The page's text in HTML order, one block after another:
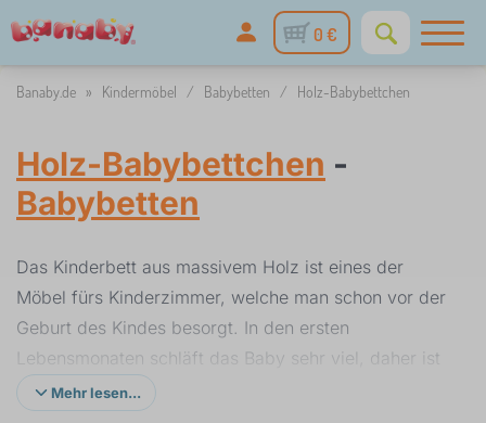
0 €
Banaby.de » Kindermöbel / Babybetten / Holz-Babybettchen
Holz-Babybettchen -
Babybetten
Das Kinderbett aus massivem Holz ist eines der
Möbel fürs Kinderzimmer, welche man schon vor der
Geburt des Kindes besorgt. In den ersten
Lebensmonaten schläft das Baby sehr viel, daher ist
es wichtig nicht nur ein schönes Bett zu haben,
Mehr lesen...